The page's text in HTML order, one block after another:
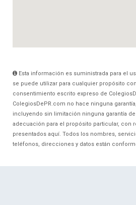
Esta información es suministrada para el
se puede utilizar para cualquier propósito
consentimiento escrito expreso de
ColegiosDePR.com no hace ninguna
incluyendo sin limitación ninguna garantía
adecuación para el propósito particular, con
presentados aquí. Todos los nombres,
teléfonos, direcciones y datos están